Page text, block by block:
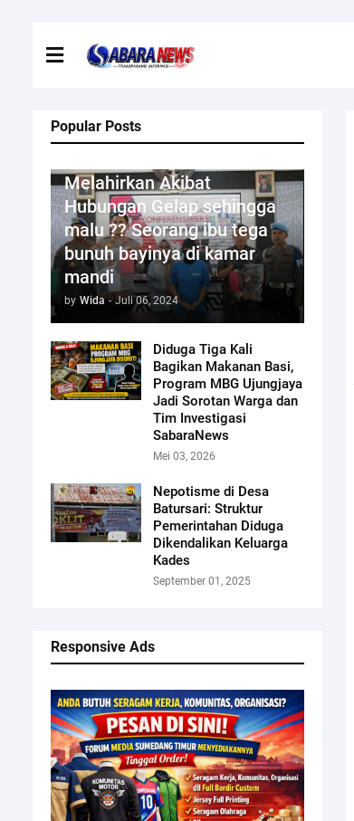
Popular Posts
Melahirkan Akibat
Hubungan Gelap sehingga
malu ?? Seorang ibu tega
bunuh bayinya di kamar
mandi
by Wida - Juli 06, 2024
Diduga Tiga Kali
Bagikan Makanan Basi,
Program MBG Ujungjaya
Jadi Sorotan Warga dan
Tim Investigasi
SabaraNews
Mei 03, 2026
Nepotisme di Desa
Batursari: Struktur
Pemerintahan Diduga
Dikendalikan Keluarga
Kades
September 01, 2025
Responsive Ads